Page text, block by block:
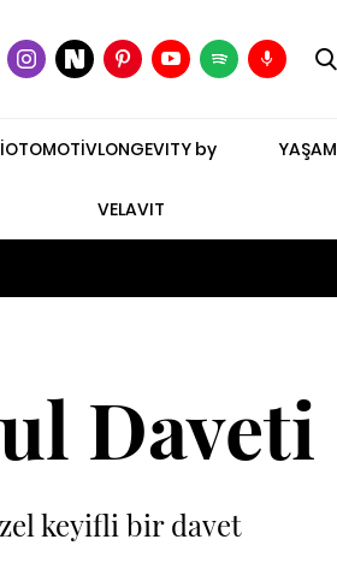
OTOMOTİVLONGEVITY by
VELAVIT
YAŞAM
Daveti
keyifli bir davet